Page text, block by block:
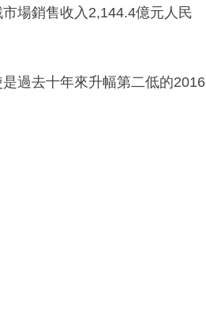
場銷售收入2,144.4億元人民
過去十年來升幅第二低的2016